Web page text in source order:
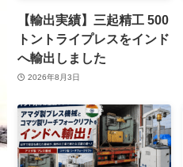
【輸出実績】三起精工 500
トントライプレスをインド
へ輸出しました
2026年8月3日